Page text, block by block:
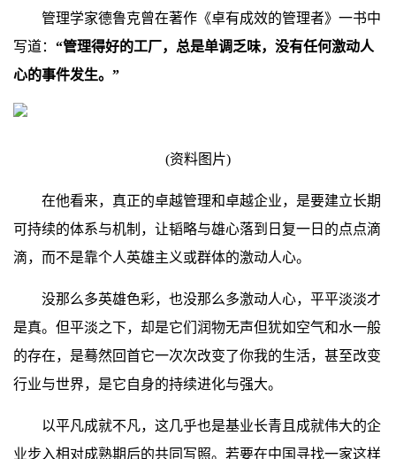
管理学家德鲁克曾在著作《卓有成效的管理者》一书中
写道： “管理得好的工厂，总是单调乏味，没有任何激动人
心的事件发生。”
(资料图片)
在他看来，真正的卓越管理和卓越企业，是要建立长期
可持续的体系与机制，让韬略与雄心落到日复一日的点点滴
滴，而不是靠个人英雄主义或群体的激动人心。
没那么多英雄色彩，也没那么多激动人心，平平淡淡才
是真。但平淡之下，却是它们润物无声但犹如空气和水一般
的存在，是蓦然回首它一次次改变了你我的生活，甚至改变
行业与世界，是它自身的持续进化与强大。
以平凡成就不凡，这几乎也是基业长青且成就伟大的企
业步入相对成熟期后的共同写照。若要在中国寻找一家这样